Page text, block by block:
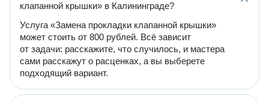
клапанной крышки» в Калининграде?
Услуга «Замена прокладки клапанной крышки»
может стоить от 800 рублей. Всё зависит
от задачи: расскажите, что случилось, и мастера
сами расскажут о расценках, а вы выберете
подходящий вариант.